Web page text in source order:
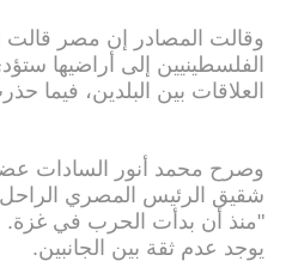
وقالت المصادر إن مصر قالت
الفلسطينيين إلى أراضيها
العلاقات بين البلدين، فيما
وصرح محمد أنور السادات
شقيق الرئيس المصري الراحل
"منذ أن بدأت الحرب في غزة.
يوجد عدم ثقة بين الجانبين.